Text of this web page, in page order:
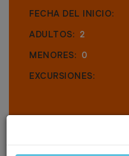
FECHA DEL INICIO:
ADULTOS: 2
MENORES: 0
EXCURSIONES: